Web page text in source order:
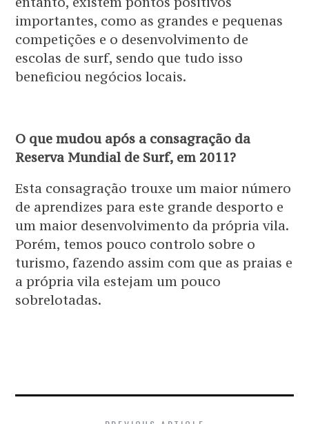
importantes, como as grandes e pequenas
competições e o desenvolvimento de
escolas de surf, sendo que tudo isso
beneficiou negócios locais.
O que mudou após a consagração da
Reserva Mundial de Surf, em 2011?
Esta consagração trouxe um maior número
de aprendizes para este grande desporto e
um maior desenvolvimento da própria vila.
Porém, temos pouco controlo sobre o
turismo, fazendo assim com que as praias e
a própria vila estejam um pouco
sobrelotadas.